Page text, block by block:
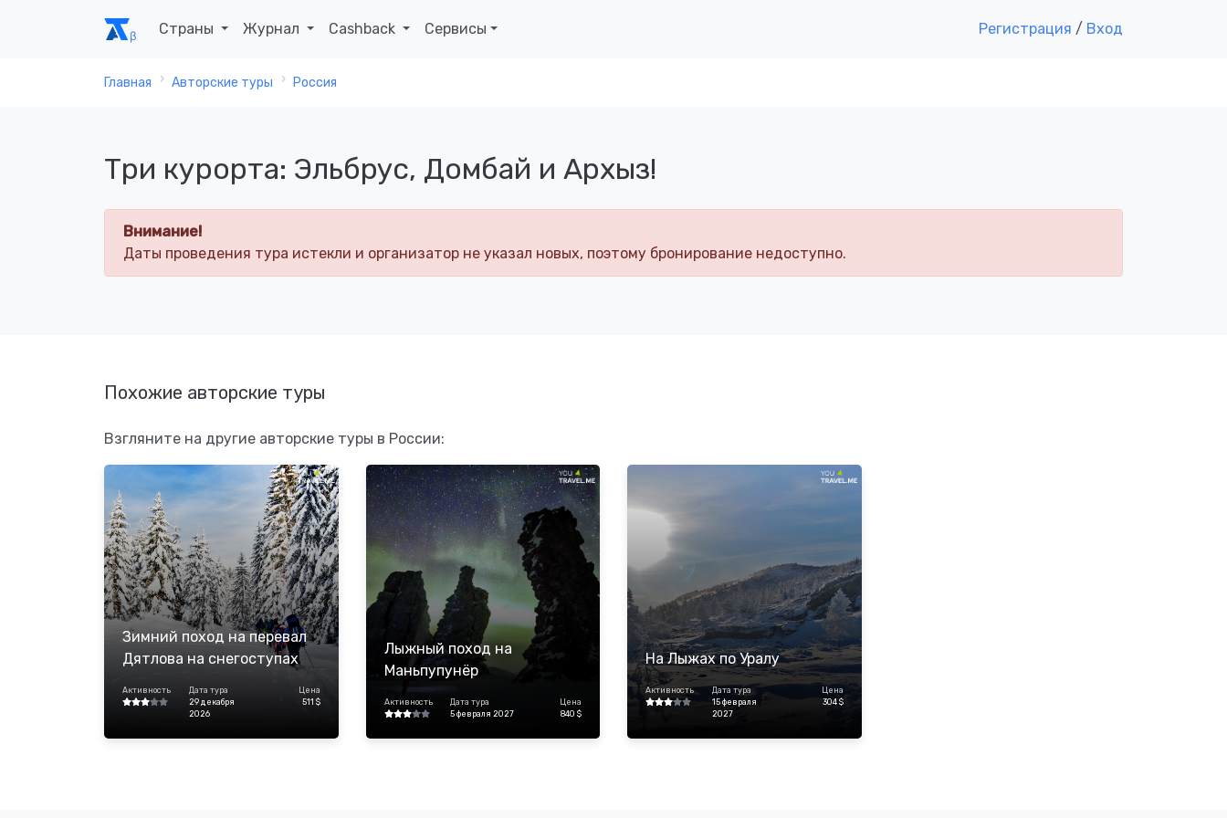
Страны Журнал Cashback Сервисы Регистрация / Вход
Главная Авторские туры Россия
Три курорта: Эльбрус, Домбай и Архыз!
Внимание!
Даты проведения тура истекли и организатор не указал новых, поэтому бронирование недоступно.
Похожие авторские туры
Взгляните на другие авторские туры в России:
Зимний поход на перевал
Дятлова на снегоступах
Активность
Дата тура
29 декабря
2026
Цена
511 $
Лыжный поход на
Маньпупунёр
Активность
Дата тура
5 февраля 2027
Цена
840 $
На Лыжах по Уралу
Активность
Дата тура
15 февраля
2027
Цена
304 $